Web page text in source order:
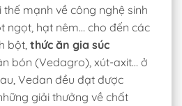
thế mạnh về công nghệ sinh
ngọt, hạt nêm… cho đến các
bột, thức ăn gia súc
bón (Vedagro), xút-axit… ở
Vedan đều đạt được
giải thưởng về chất